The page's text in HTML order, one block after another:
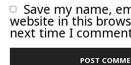
Save my name,
website in this
next time I